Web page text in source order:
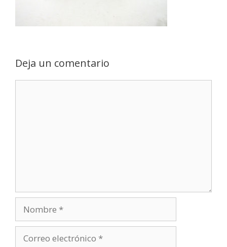
Deja un comentario